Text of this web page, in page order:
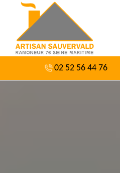
02 52 56 44 76